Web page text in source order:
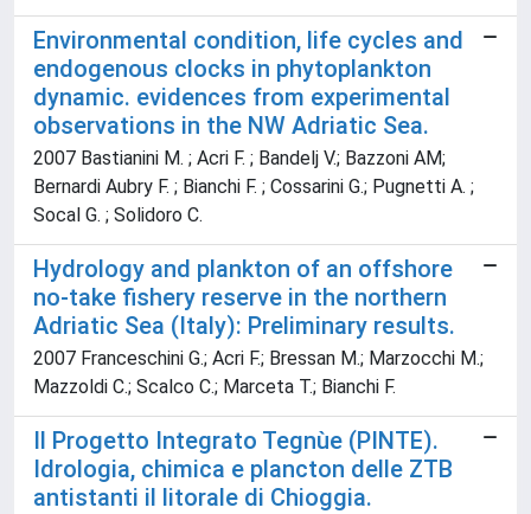
Environmental condition, life cycles and
endogenous clocks in phytoplankton
dynamic. evidences from experimental
observations in the NW Adriatic Sea.
2007 Bastianini M. ; Acri F. ; Bandelj V.; Bazzoni AM;
Bernardi Aubry F. ; Bianchi F. ; Cossarini G.; Pugnetti A. ;
Socal G. ; Solidoro C.
Hydrology and plankton of an offshore
no-take fishery reserve in the northern
Adriatic Sea (Italy): Preliminary results.
2007 Franceschini G.; Acri F.; Bressan M.; Marzocchi M.;
Mazzoldi C.; Scalco C.; Marceta T.; Bianchi F.
Il Progetto Integrato Tegnùe (PINTE).
Idrologia, chimica e plancton delle ZTB
antistanti il litorale di Chioggia.